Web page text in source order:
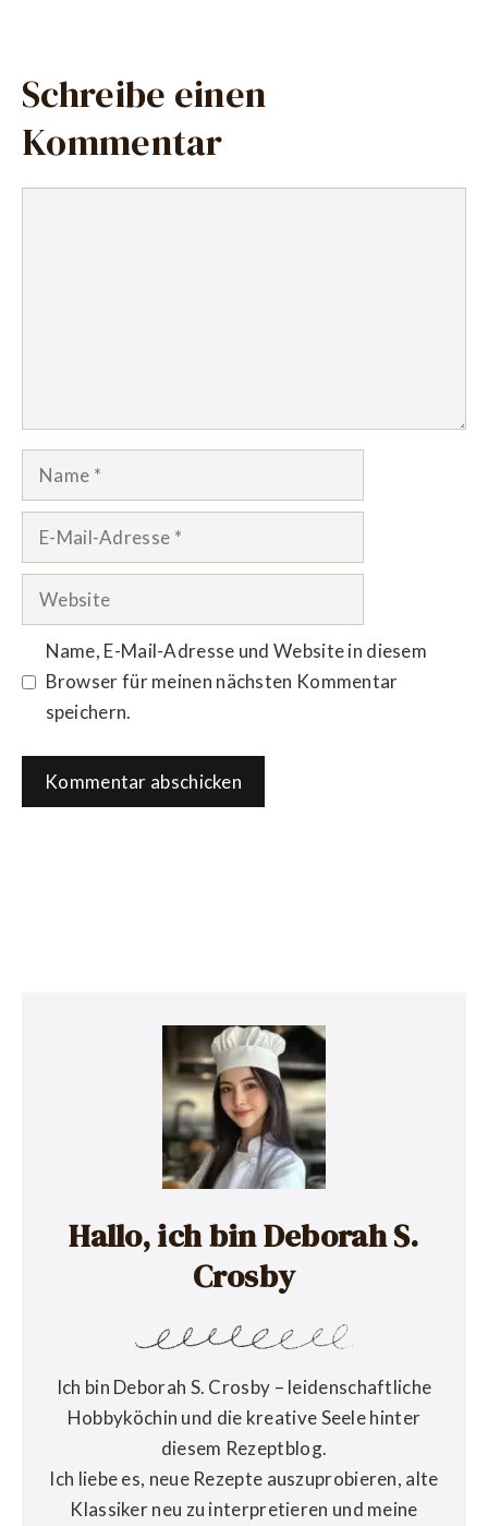
Schreibe einen
Kommentar
Name
Mail-
Adresse
Website
Name, E-Mail-Adresse und Website in diesem
Browser für meinen nächsten Kommentar
speichern.
Hallo, ich bin Deborah S.
Crosby
Ich bin Deborah S. Crosby – leidenschaftliche
Hobbyköchin und die kreative Seele hinter
diesem Rezeptblog.
Ich liebe es, neue Rezepte auszuprobieren, alte
Klassiker neu zu interpretieren und meine